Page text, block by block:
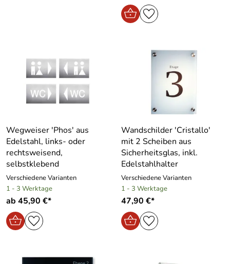
Wegweiser ′Phos′ aus
Edelstahl, links- oder
rechtsweisend,
selbstklebend
Verschiedene Varianten
1 - 3 Werktage
ab 45,90 €*
Wandschilder ′Cristallo′
mit 2 Scheiben aus
Sicherheitsglas, inkl.
Edelstahlhalter
Verschiedene Varianten
1 - 3 Werktage
47,90 €*